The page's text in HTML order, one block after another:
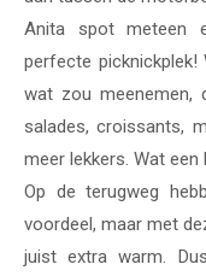
Anita spot meteen
perfecte
wat zou meenemen,
salades, croissants,
meer lekkers. Wat een
Op de terugweg
voordeel, maar met
juist extra warm.